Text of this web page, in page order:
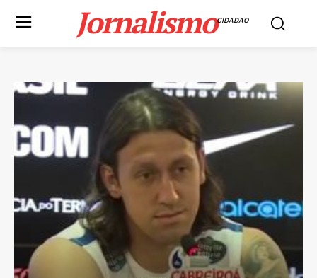
JornalismoCIDADAO